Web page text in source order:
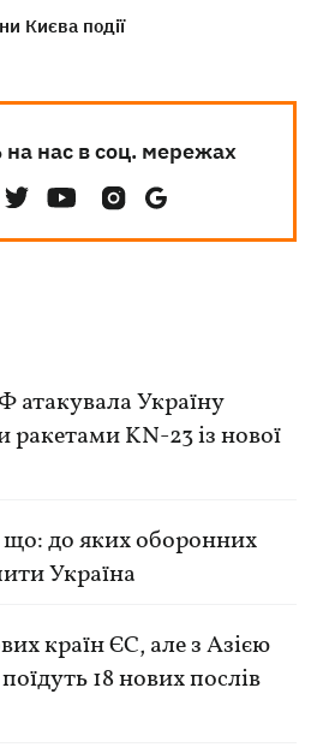
Києва події
на нас в соц. мережах
атакувала Україну
ракетами KN-23 із нової
до яких оборонних
Україна
країн ЄС, але з Азією
18 нових послів